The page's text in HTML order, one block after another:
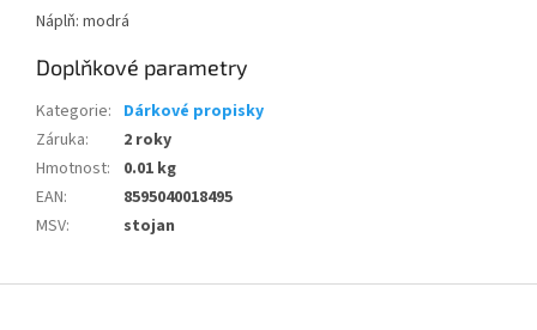
Náplň: modrá
Doplňkové parametry
Kategorie: Dárkové propisky
Záruka:
2 roky
Hmotnost:
0.01 kg
EAN:
8595040018495
MSV: stojan